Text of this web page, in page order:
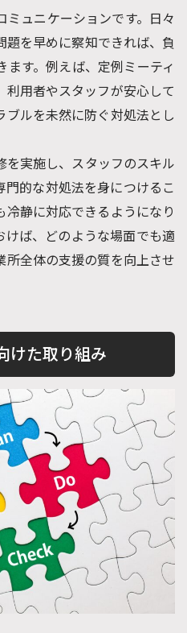
ュニケーションです。日々
題を早めに察知できれば、負
す。例えば、定例ミーティ
利用者やスタッフが安心して
ルを未然に防ぐ対処法とし
を実施し、スタッフのスキル
門的な対処法を身につけるこ
冷静に対応できるようになり
けば、どのような場面でも適
全体の支援の質を向上させ
けた取り組み